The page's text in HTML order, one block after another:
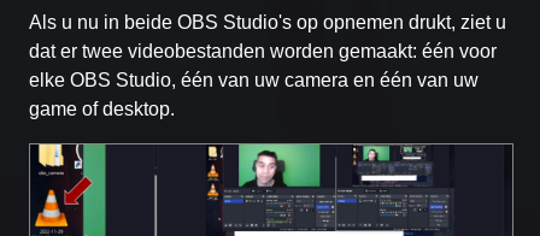
Als u nu in beide OBS Studio's op opnemen drukt, ziet u
dat er twee videobestanden worden gemaakt: één voor
elke OBS Studio, één van uw camera en één van uw
game of desktop.